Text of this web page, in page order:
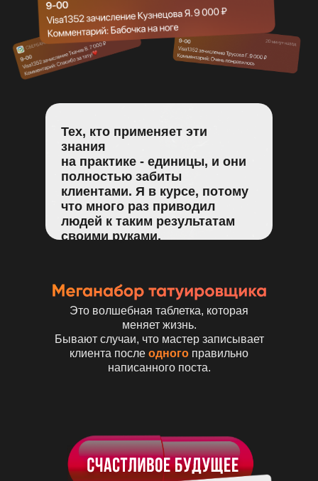
Тех, кто применяет эти
знания
на практике - единицы, и они
полностью забиты
клиентами. Я в курсе, потому
что много раз приводил
людей к таким результатам
своими руками.
Это волшебная таблетка, которая
меняет жизнь.
Бывают случаи, что мастер записывает
клиента после одного правильно
написанного поста.